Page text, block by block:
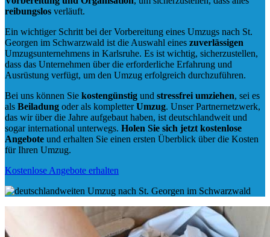
reibungslos verläuft.
Ein wichtiger Schritt bei der Vorbereitung eines Umzugs nach St.
Georgen im Schwarzwald ist die Auswahl eines zuverlässigen
Umzugsunternehmens in Karlsruhe. Es ist wichtig, sicherzustellen,
dass das Unternehmen über die erforderliche Erfahrung und
Ausrüstung verfügt, um den Umzug erfolgreich durchzuführen.
Bei uns können Sie kostengünstig und stressfrei umziehen, sei es
als Beiladung oder als kompletterUmzug. Unser Partnernetzwerk,
das wir über die Jahre aufgebaut haben, ist deutschlandweit und
sogar international unterwegs. Holen Sie sich jetzt kostenlose
Angebote und erhalten Sie einen ersten Überblick über die Kosten
für Ihren Umzug.
Kostenlose Angebote erhalten